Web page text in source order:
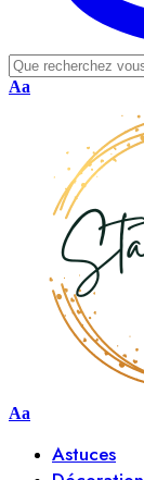
Aa
Aa
Astuces